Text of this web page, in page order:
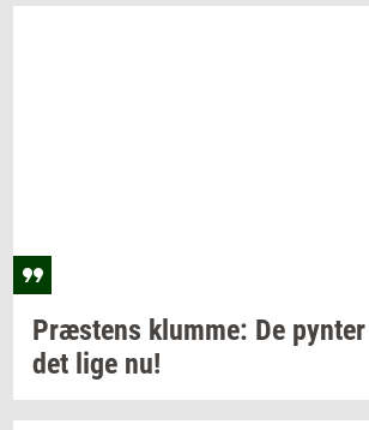
Præ­stens klum­me: De py­n­ter
det lige nu!